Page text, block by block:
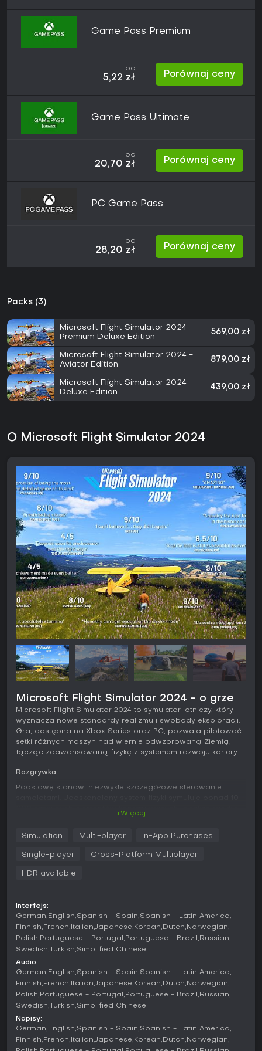
Game Pass Premium
od
5,22 zł Porównaj ceny
Game Pass Ultimate
od
20,70 zł Porównaj ceny
PC Game Pass
od
28,20 zł Porównaj ceny
Packs (3)
Microsoft Flight Simulator 2024 -
Premium Deluxe Edition
569,00 zł
Microsoft Flight Simulator 2024 -
Aviator Edition
879,00 zł
Microsoft Flight Simulator 2024 -
Deluxe Edition
439,00 zł
O Microsoft Flight Simulator 2024
Microsoft Flight Simulator 2024 - o grze
Microsoft Flight Simulator 2024 to symulator lotniczy, który
wyznacza nowe standardy realizmu i swobody eksploracji.
Gra, dostępna na Xbox Series oraz PC, pozwala pilotować
setki różnych maszyn nad wiernie odwzorowaną Ziemią,
łącząc zaawansowaną fizykę z systemem rozwoju kariery.
Rozgrywka
Podstawę stanowi niezwykle szczegółowe sterowanie
elektryczne, pneumatyczne, paliwowe i hydrauliczne
wpływają na zachowanie maszyny. Dodatkową głębię
Primus Epic 2.
Wbudowane narzędzie obsługuje mapy IFR i VFR, oblicza
trasy i zużycie paliwa, a także uwzględnia procedury ETOPS
na długich dystansach. Planistę można uruchomić zarówno
w grze, jak i na urządzeniach mobilnych lub w
przeglądarce. Przed startem dostępna jest inspekcja
Świat gry opiera się na cyfrowej kopii Ziemi z ulepszonymi
mapami wysokościowymi, modelami miast w technologii TIN
oraz fotogrametrią obejmującą ponad 100 000 kilometrów
kwadratowych terenu. Zmiany pór roku wpływają na
roślinność w 27 biomach, a fotometryczne oświetlenie i
zjawiska pogodowe, w tym zorze polarne, tworzą
dynamiczną atmosferę.
+Więcej
Simulation Multi-player In-App Purchases
Single-player Cross-Platform Multiplayer
HDR available
Interfejs:
German English Spanish - Spain Spanish - Latin America
Finnish French Italian Japanese Korean Dutch Norwegian
Polish Portuguese - Portugal Portuguese - Brazil
Russian
Swedish
Turkish Simplified Chinese
Audio:
German English Spanish - Spain Spanish - Latin America
Finnish French Italian Japanese Korean Dutch Norwegian
Polish Portuguese - Portugal Portuguese - Brazil
Russian
Swedish
Turkish Simplified Chinese
Napisy:
German English Spanish - Spain Spanish - Latin America
Finnish French Italian Japanese Korean Dutch Norwegian